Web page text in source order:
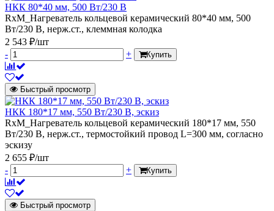
НКК 80*40 мм, 500 Вт/230 В
RxM_Нагреватель кольцевой керамический 80*40 мм, 500
Вт/230 В, нерж.ст., клеммная колодка
2 543 ₽/шт
-
+ Купить
Быстрый просмотр
НКК 180*17 мм, 550 Вт/230 В, эскиз
RxM_Нагреватель кольцевой керамический 180*17 мм, 550
Вт/230 В, нерж.ст., термостойкий провод L=300 мм, согласно
эскизу
2 655 ₽/шт
-
+ Купить
Быстрый просмотр